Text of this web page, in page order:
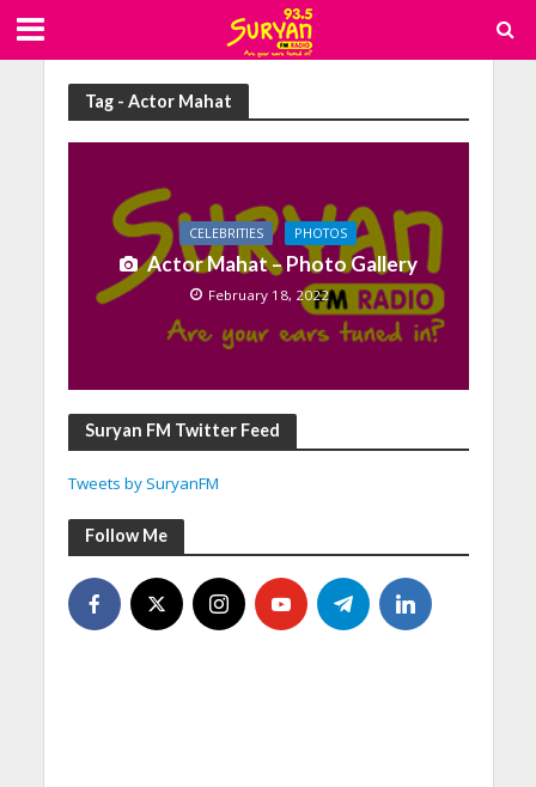
Tag - Actor Mahat
CELEBRITIES PHOTOS
Actor Mahat – Photo Gallery
February 18, 2022
Suryan FM Twitter Feed
Tweets by SuryanFM
Follow Me